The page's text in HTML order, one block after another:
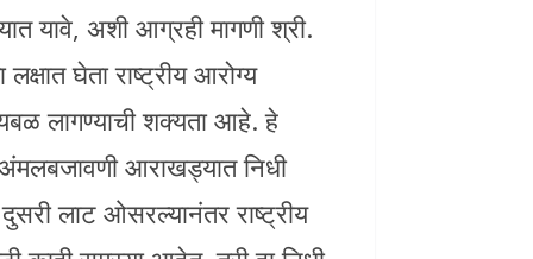
यावे, अशी आग्रही मागणी श्री.
घेता राष्ट्रीय आरोग्य
लागण्याची शक्यता आहे. हे
आराखड्यात निधी
लाट ओसरल्यानंतर राष्ट्रीय